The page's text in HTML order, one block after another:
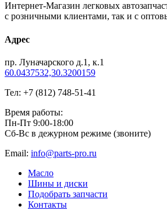
Интернет-Магазин легковых
с розничными клиентами, так и с
Адрес
пр. Луначарского д.1, к.1
60.0437532,30.3200159
Тел: +7 (812) 748-51-41
Время работы:
Пн-Пт 9:00-18:00
Сб-Вс в дежурном режиме (звоните)
Email: info@parts-pro.ru
Масло
Шины и диски
Подобрать запчасти
Контакты